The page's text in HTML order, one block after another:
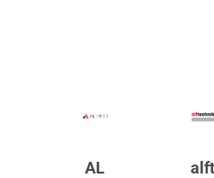
AL
alft